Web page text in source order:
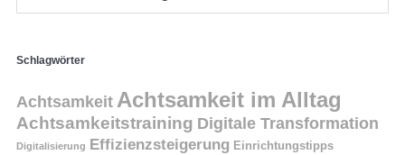
Schlagwörter
Achtsamkeit Achtsamkeit im Alltag
Achtsamkeitstraining Digitale Transformation
Digitalisierung Effizienzsteigerung Einrichtungstipps